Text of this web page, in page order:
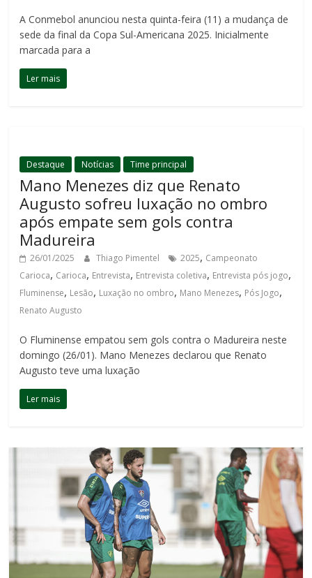
A Conmebol anunciou nesta quinta-feira (11) a mudança de
sede da final da Copa Sul-Americana 2025. Inicialmente
marcada para a
Ler mais
Destaque Notícias Time principal
Mano Menezes diz que Renato
Augusto sofreu luxação no ombro
após empate sem gols contra
Madureira
26/01/2025 Thiago Pimentel 2025, Campeonato
Carioca, Carioca, Entrevista, Entrevista coletiva, Entrevista pós jogo,
Fluminense, Lesão, Luxação no ombro, Mano Menezes, Pós Jogo,
Renato Augusto
O Fluminense empatou sem gols contra o Madureira neste
domingo (26/01). Mano Menezes declarou que Renato
Augusto teve uma luxação
Ler mais